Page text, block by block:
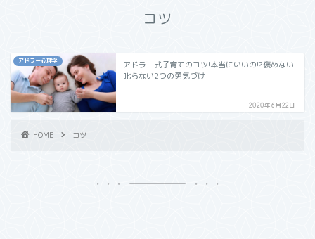
コツ
アドラー心理学
アドラー式子育てのコツ!本当にいいの!?褒めない
叱らない2つの勇気づけ
2020年6月22日
HOME コツ